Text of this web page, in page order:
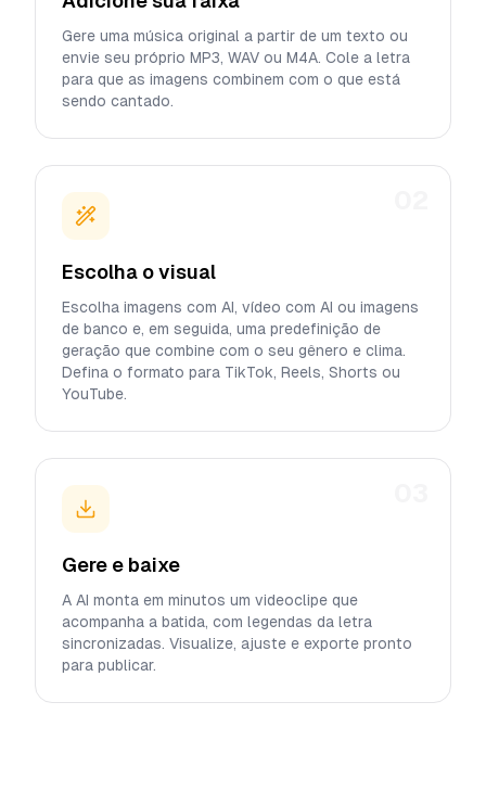
Gere uma música original a partir de um texto ou
envie seu próprio MP3, WAV ou M4A. Cole a letra
para que as imagens combinem com o que está
sendo cantado.
Escolha o visual
Escolha imagens com AI, vídeo com AI ou imagens
de banco e, em seguida, uma predefinição de
geração que combine com o seu gênero e clima.
Defina o formato para TikTok, Reels, Shorts ou
YouTube.
Gere e baixe
A AI monta em minutos um videoclipe que
acompanha a batida, com legendas da letra
sincronizadas. Visualize, ajuste e exporte pronto
para publicar.